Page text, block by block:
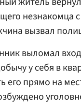
незнакомца
вызвал
выломал
у себя в
его прямо на